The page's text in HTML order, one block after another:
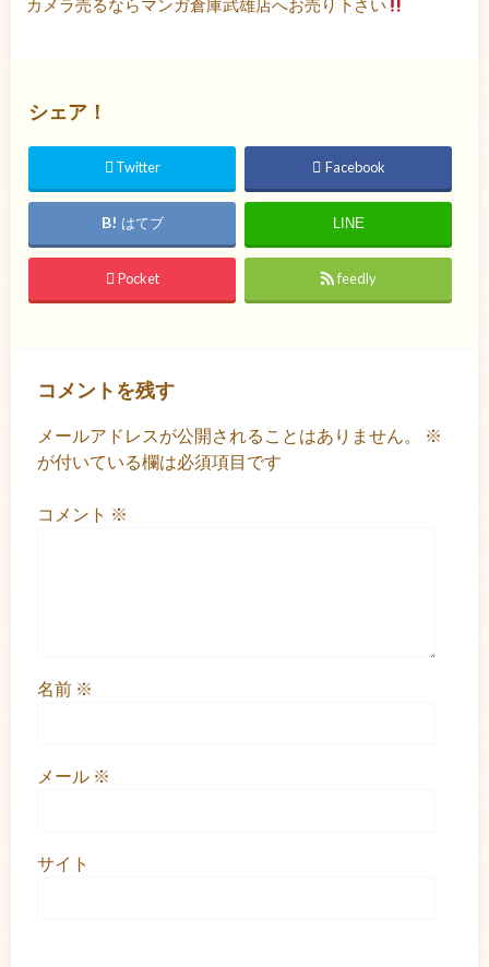
カメラ売るならマンガ倉庫武雄店へお売り下さい
シェア！
Twitter Facebook
はてブ LINE
Pocket feedly
コメントを残す
メールアドレスが公開されることはありません。
※
が付いている欄は必須項目です
コメント ※
名前 ※
メール ※
サイト